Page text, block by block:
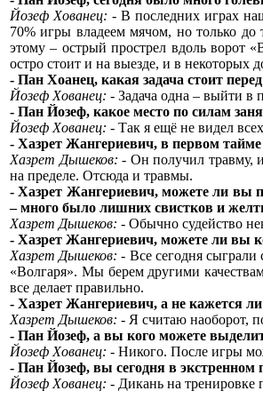
Йозеф Хованец: - В последних играх
70% игры владеем мячом, но только
этому – острый прострел вдоль ворот
остро стоит и на выезде, и в некоторых
- Пан Хоанец, какая задача стоит
Йозеф Хованец: - Задача одна – выйти в
- Пан Йозеф, какое место по силам
Йозеф Хованец: - Так я ещё не видел
- Хазрет Жангериевич, в первом
Хазрет Дышеков:- Он получил травму,
на пределе. Отсюда и травмы.
- Хазрет Жангериевич, можете ли вы
– много было лишних свистков и
Хазрет Дышеков: - Обычно судейство
- Хазрет Жангериевич, можете ли вы
Хазрет Дышеков: - Все сегодня
«Волгаря». Мы берем другими
все делает правильно.
- Хазрет Жангериевич, а не кажется
Хазрет Дышеков: - Я считаю наоборот,
- Пан Йозеф, а вы кого можете
Йозеф Хованец: - Никого. После игры
- Пан Йозеф, вы сегодня в экстренном
Йозеф Хованец: - Дикань на тренировке